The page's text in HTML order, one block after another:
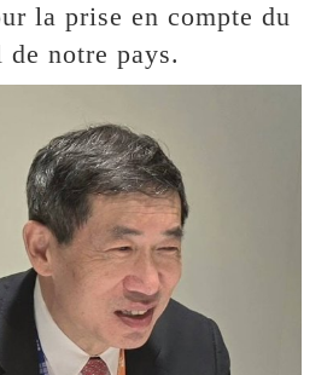
la prise en compte du
notre pays.